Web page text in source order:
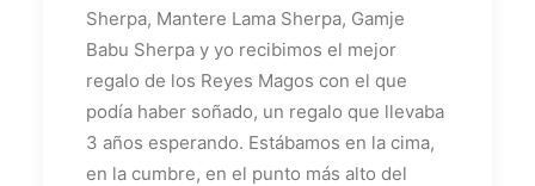
Sherpa, Mantere Lama Sherpa, Gamje
Babu Sherpa y yo recibimos el mejor
regalo de los Reyes Magos con el que
podía haber soñado, un regalo que llevaba
3 años esperando. Estábamos en la cima,
en la cumbre, en el punto más alto del